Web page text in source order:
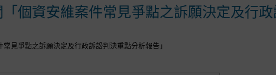
個資安維案件常見爭點之訴願決定及行政
見爭點之訴願決定及行政訴訟判決重點分析報告」